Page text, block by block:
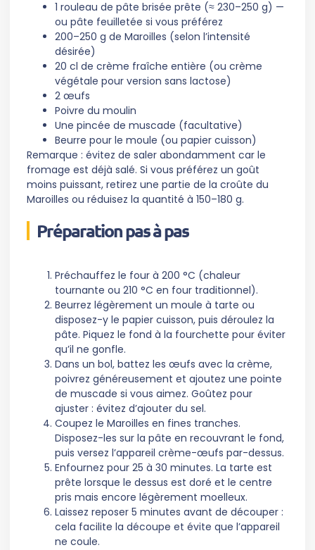
1 rouleau de pâte brisée prête (≈ 230–250 g) —
ou pâte feuilletée si vous préférez
200–250 g de Maroilles (selon l’intensité
désirée)
20 cl de crème fraîche entière (ou crème
végétale pour version sans lactose)
2 œufs
Poivre du moulin
Une pincée de muscade (facultative)
Beurre pour le moule (ou papier cuisson)
Remarque : évitez de saler abondamment car le
fromage est déjà salé. Si vous préférez un goût
moins puissant, retirez une partie de la croûte du
Maroilles ou réduisez la quantité à 150–180 g.
Préparation pas à pas
Préchauffez le four à 200 °C (chaleur
tournante ou 210 °C en four traditionnel).
Beurrez légèrement un moule à tarte ou
disposez-y le papier cuisson, puis déroulez la
pâte. Piquez le fond à la fourchette pour éviter
qu’il ne gonfle.
Dans un bol, battez les œufs avec la crème,
poivrez généreusement et ajoutez une pointe
de muscade si vous aimez. Goûtez pour
ajuster : évitez d’ajouter du sel.
Coupez le Maroilles en fines tranches.
Disposez-les sur la pâte en recouvrant le fond,
puis versez l’appareil crème-œufs par-dessus.
Enfournez pour 25 à 30 minutes. La tarte est
prête lorsque le dessus est doré et le centre
pris mais encore légèrement moelleux.
Laissez reposer 5 minutes avant de découper :
cela facilite la découpe et évite que l’appareil
ne coule.